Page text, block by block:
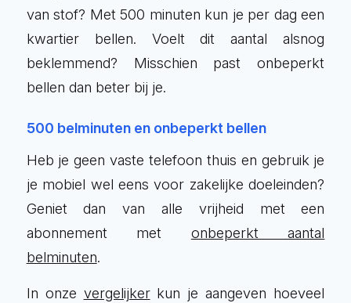
van stof? Met 500 minuten kun je per dag een
kwartier bellen. Voelt dit aantal alsnog
beklemmend? Misschien past onbeperkt
bellen dan beter bij je.
500 belminuten en onbeperkt bellen
Heb je geen vaste telefoon thuis en gebruik je
je mobiel wel eens voor zakelijke doeleinden?
Geniet dan van alle vrijheid met een
abonnement met onbeperkt aantal
belminuten.
In onze vergelijkerkun je aangeven hoeveel